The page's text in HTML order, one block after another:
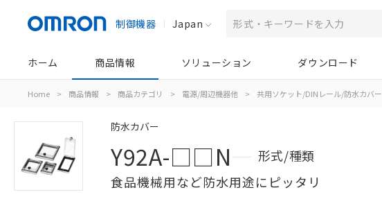
制御機器 Japan
ホーム 商品情報 ソリューション ダウンロード
Home > 商品情報 > 商品カテゴリ > 電源/周辺機器他 > 共用ソケット/DINレール/防水カバー
防水カバー
Y92A-□□N
形式/種類
食品機械用など防水用途にピッタリ